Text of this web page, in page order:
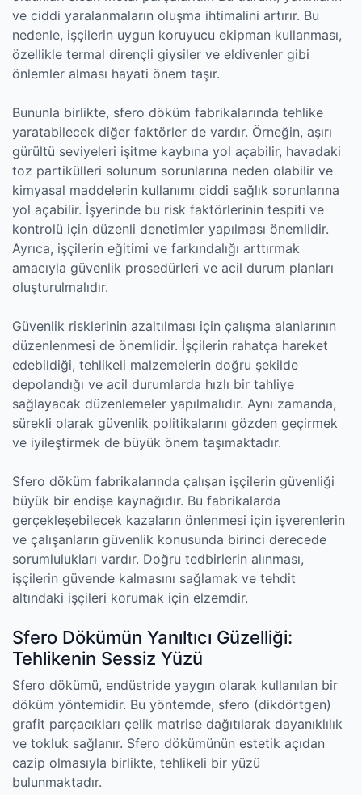
ve ciddi yaralanmaların oluşma ihtimalini artırır. Bu
nedenle, işçilerin uygun koruyucu ekipman kullanması,
özellikle termal dirençli giysiler ve eldivenler gibi
önlemler alması hayati önem taşır.
Bununla birlikte, sfero döküm fabrikalarında tehlike
yaratabilecek diğer faktörler de vardır. Örneğin, aşırı
gürültü seviyeleri işitme kaybına yol açabilir, havadaki
toz partikülleri solunum sorunlarına neden olabilir ve
kimyasal maddelerin kullanımı ciddi sağlık sorunlarına
yol açabilir. İşyerinde bu risk faktörlerinin tespiti ve
kontrolü için düzenli denetimler yapılması önemlidir.
Ayrıca, işçilerin eğitimi ve farkındalığı arttırmak
amacıyla güvenlik prosedürleri ve acil durum planları
oluşturulmalıdır.
Güvenlik risklerinin azaltılması için çalışma alanlarının
düzenlenmesi de önemlidir. İşçilerin rahatça hareket
edebildiği, tehlikeli malzemelerin doğru şekilde
depolandığı ve acil durumlarda hızlı bir tahliye
sağlayacak düzenlemeler yapılmalıdır. Aynı zamanda,
sürekli olarak güvenlik politikalarını gözden geçirmek
ve iyileştirmek de büyük önem taşımaktadır.
Sfero döküm fabrikalarında çalışan işçilerin güvenliği
büyük bir endişe kaynağıdır. Bu fabrikalarda
gerçekleşebilecek kazaların önlenmesi için işverenlerin
ve çalışanların güvenlik konusunda birinci derecede
sorumlulukları vardır. Doğru tedbirlerin alınması,
işçilerin güvende kalmasını sağlamak ve tehdit
altındaki işçileri korumak için elzemdir.
Sfero Dökümün Yanıltıcı Güzelliği:
Tehlikenin Sessiz Yüzü
Sfero dökümü, endüstride yaygın olarak kullanılan bir
döküm yöntemidir. Bu yöntemde, sfero (dikdörtgen)
grafit parçacıkları çelik matrise dağıtılarak dayanıklılık
ve tokluk sağlanır. Sfero dökümünün estetik açıdan
cazip olmasıyla birlikte, tehlikeli bir yüzü
bulunmaktadır.